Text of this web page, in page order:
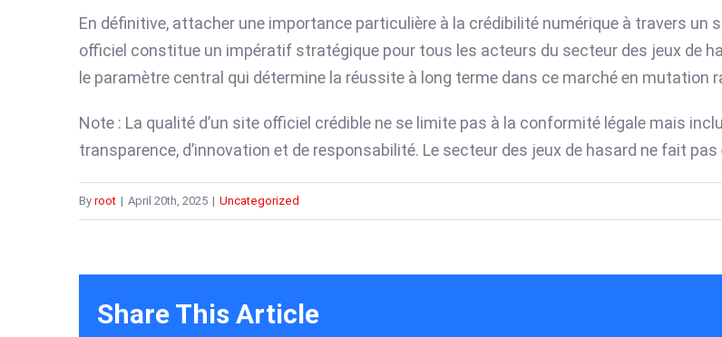
En définitive, attacher une importance particulière à la crédibilité numérique à travers
officiel constitue un impératif stratégique pour tous les acteurs du secteur des jeux de
le paramètre central qui détermine la réussite à long terme dans ce marché en mutation
Note : La qualité d’un site officiel crédible ne se limite pas à la conformité légale mais
transparence, d’innovation et de responsabilité. Le secteur des jeux de hasard ne fait
By root | April 20th, 2025 | Uncategorized
Share This Article